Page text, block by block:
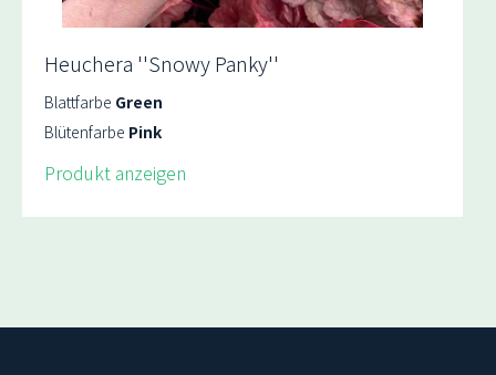
Heuchera ''Snowy Panky''
Blattfarbe Green
Blütenfarbe Pink
Produkt anzeigen